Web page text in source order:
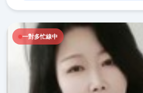
一對多忙線中